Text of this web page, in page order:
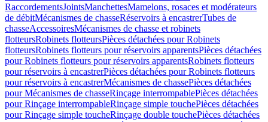
RaccordementsJointsManchettesMamelons, rosaces et modérateurs
de débitMécanismes de chasseRéservoirs à encastrerTubes de
chasseAccessoiresMécanismes de chasse et robinets
flotteursRobinets flotteursPièces détachées pour Robinets
flotteursRobinets flotteurs pour réservoirs apparentsPièces détachées
pour Robinets flotteurs pour réservoirs apparentsRobinets flotteurs
pour réservoirs à encastrerPièces détachées pour Robinets flotteurs
pour réservoirs à encastrerMécanismes de chassePièces détachées
pour Mécanismes de chasseRinçage interrompablePièces détachées
pour Rinçage interrompableRinçage simple touchePièces détachées
pour Rinçage simple toucheRinçage double touchePièces détachées